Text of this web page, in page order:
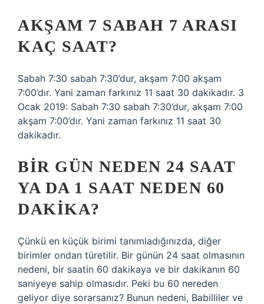
AKŞAM 7 SABAH 7 ARASI
KAÇ SAAT?
Sabah 7:30 sabah 7:30’dur, akşam 7:00 akşam
7:00’dır. Yani zaman farkınız 11 saat 30 dakikadır. 3
Ocak 2019: Sabah 7:30 sabah 7:30’dur, akşam 7:00
akşam 7:00’dır. Yani zaman farkınız 11 saat 30
dakikadır.
BIR GÜN NEDEN 24 SAAT
YA DA 1 SAAT NEDEN 60
DAKIKA?
Çünkü en küçük birimi tanımladığınızda, diğer
birimler ondan türetilir. Bir günün 24 saat olmasının
nedeni, bir saatin 60 dakikaya ve bir dakikanın 60
saniyeye sahip olmasıdır. Peki bu 60 nereden
geliyor diye sorarsanız? Bunun nedeni, Babilliler ve